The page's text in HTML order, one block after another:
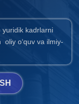
yuridik kadrlarni
oliy o‘quv va ilmiy-